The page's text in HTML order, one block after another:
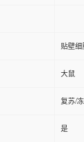
贴壁细
大鼠
复苏/
是